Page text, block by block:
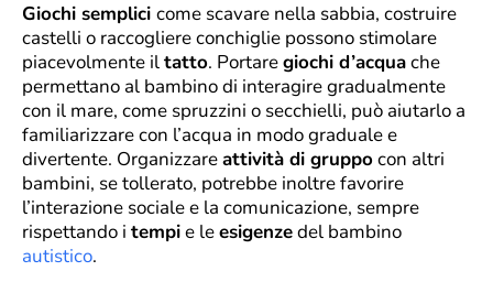
Giochi semplici come scavare nella sabbia, costruire
castelli o raccogliere conchiglie possono stimolare
piacevolmente iltatto. Portaregiochi d’acquache
permettano al bambino di interagire gradualmente
con il mare, come spruzzini o secchielli, può aiutarlo a
familiarizzare con l’acqua in modo graduale e
divertente. Organizzareattività di gruppocon altri
bambini, se tollerato, potrebbe inoltre favorire
l’interazione sociale e la comunicazione, sempre
rispettando i tempie leesigenzedel bambino
autistico.